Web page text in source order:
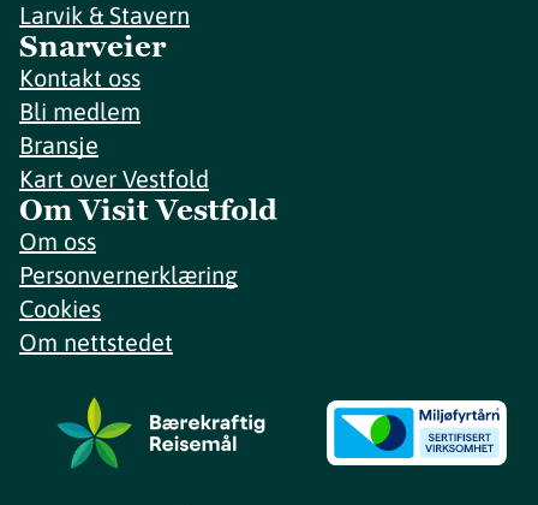
Larvik & Stavern
Snarveier
Kontakt oss
Bli medlem
Bransje
Kart over Vestfold
Om Visit Vestfold
Om oss
Personvernerklæring
Cookies
Om nettstedet